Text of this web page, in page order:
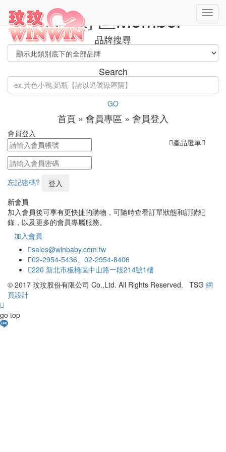
會員專區Member
品牌搜尋
Search
GO
首頁 » 會員專區 » 會員登入
產品選單
會員登入
忘記密碼?
新會員
加入會員後可享有更快捷的購物，可隨時查看訂單狀態和訂購紀
錄，以及更多的會員專屬服務。
加入會員
sales@winbaby.com.tw
02-2954-5436、 02-2954-8406
220 新北市板橋區中山路一段214號1樓
© 2017 玟玟股份有限公司 Co.,Ltd. All Rights Reserved. TSG 網
頁設計
go top